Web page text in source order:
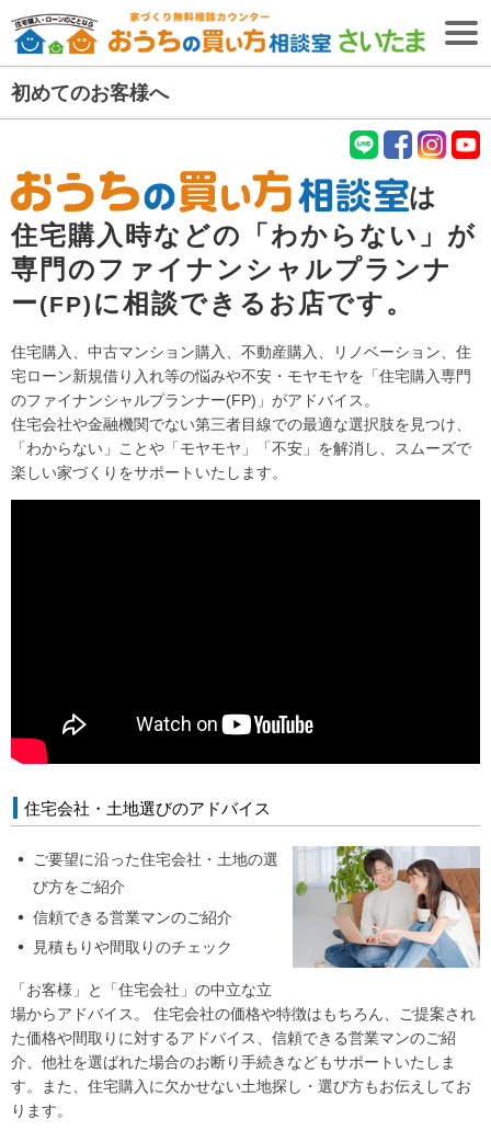
無料相談予約
ＴＯＰ
住宅購入専門
ファイナンシャルプランナー(FP)紹介
初めてのお客様へ
ファイナンシャルプランナー(FP)コラム
ご相談の流れ
ご相談者様の声
ご相談エリア
住宅ローン返済シミュレーション
【外部リンク】一般社団法人 住宅購入支援協会
【外部リンク】日本全国70店舗 おうちの買い方相談室グループ
サイト
LINE facebookInstagramYoutube
初めてのお客様へ
E ebo
agr
e
は
住宅購入時などの「わからない」が
専門のファイナンシャルプランナ
ー(FP) に相談できるお店です。
住宅購入、中古マンション購入、不動産購入、リノベーション、住
宅ローン新規借り入れ等の悩みや不安・モヤモヤを「住宅購入専門
のファイナンシャルプランナー(FP)」がアドバイス。
住宅会社や金融機関でない第三者目線での最適な選択肢を見つけ、
「わからない」ことや「モヤモヤ」「不安」を解消し、スムーズで
楽しい家づくりをサポートいたします。
住宅会社・土地選びのアドバイス
ご要望に沿った住宅会社・土地の選
び方をご紹介
信頼できる営業マンのご紹介
見積もりや間取りのチェック
「お客様」と「住宅会社」の中立な立
場からアドバイス。 住宅会社の価格や特徴はもちろん、ご提案され
た価格や間取りに対するアドバイス、信頼できる営業マンのご紹
介、他社を選ばれた場合のお断り手続きなどもサポートいたしま
す。また、住宅購入に欠かせない土地探し・選び方もお伝えしてお
ります。